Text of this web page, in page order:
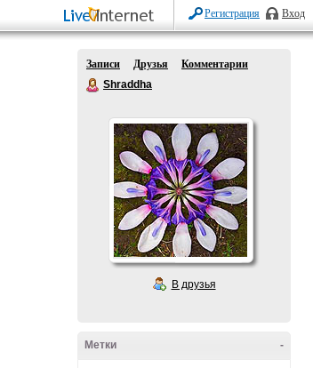
Регистрация Вход
Записи Друзья
Комментарии
Shraddha
В друзья
-
Метки